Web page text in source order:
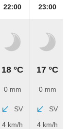
22:00
18 °C
0 mm
SV
4 km/h
23:00
17 °C
0 mm
SV
4 km/h